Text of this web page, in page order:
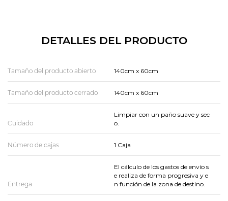
DETALLES DEL PRODUCTO
Tamaño del producto abierto 140cm x 60cm
Tamaño del producto cerrado 140cm x 60cm
Cuidado
Limpiar con un paño suave y sec
o.
Número de cajas 1 Caja
Entrega
El cálculo de los gastos de envío s
e realiza de forma progresiva y e
n función de la zona de destino.